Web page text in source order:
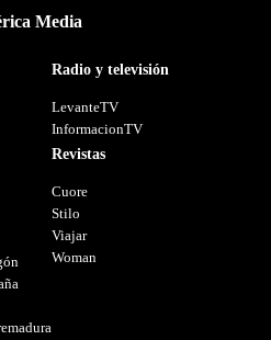
Media
Radio y televisión
LevanteTV
InformacionTV
Revistas
Cuore
Stilo
Viajar
Woman